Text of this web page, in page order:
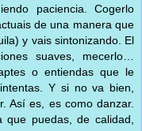
paciencia. Cogerlo
de una manera que
y vais sintonizando. El
suaves, mecerlo…
o entiendas que le
Y si no va bien,
Así es, es como danzar.
puedas, de calidad,